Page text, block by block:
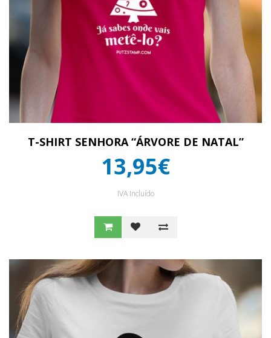
T-SHIRT SENHORA “ÁRVORE DE NATAL”
13,95€
IVA Incluído